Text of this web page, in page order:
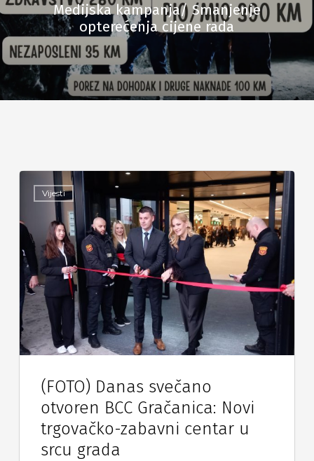
Medijska kampanja/ Smanjenje
opterećenja cijene rada
Vijesti
(FOTO) Danas svečano
otvoren BCC Gračanica: Novi
trgovačko-zabavni centar u
srcu grada